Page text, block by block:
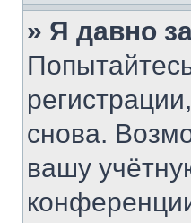
» Я давно
снова.
вашу